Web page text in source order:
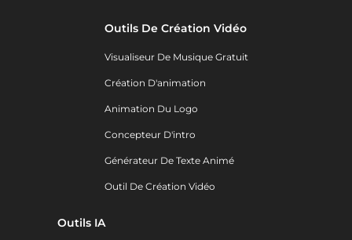
Outils De Création Vidéo
Visualiseur De Musique Gratuit
Création D'animation
Animation Du Logo
Concepteur D'intro
Générateur De Texte Animé
Outil De Création Vidéo
Outils IA